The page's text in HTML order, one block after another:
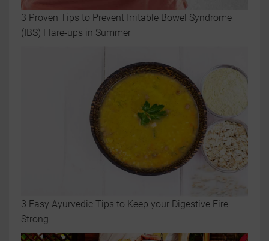
3 Proven Tips to Prevent Irritable Bowel Syndrome
(IBS) Flare-ups in Summer
3 Easy Ayurvedic Tips to Keep your Digestive Fire
Strong